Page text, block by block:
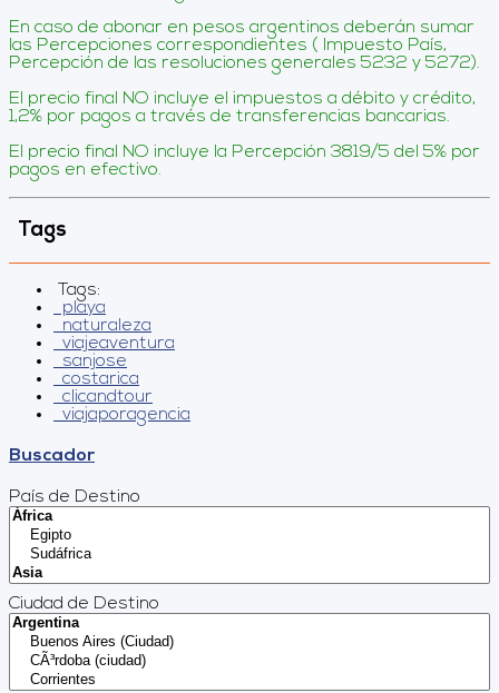
En caso de abonar en pesos argentinos deberán sumar
las Percepciones correspondientes ( Impuesto País,
Percepción de las resoluciones generales 5232 y 5272).
El precio final NO incluye el impuestos a débito y crédito,
1,2% por pagos a través de transferencias bancarias.
El precio final NO incluye la Percepción 3819/5 del 5% por
pagos en efectivo.
Tags
Tags:
playa
naturaleza
viajeaventura
sanjose
costarica
clicandtour
viajaporagencia
Buscador
País de Destino
Ciudad de Destino